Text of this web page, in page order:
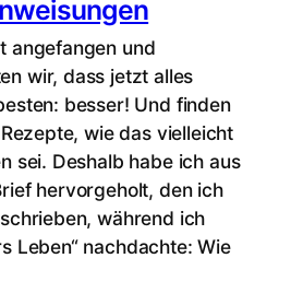
angefangen und
wir, dass jetzt alles
besser! Und finden
wie das vielleicht
sei. Deshalb habe ich aus
hervorgeholt, den ich
während ich
Leben“ nachdachte: Wie